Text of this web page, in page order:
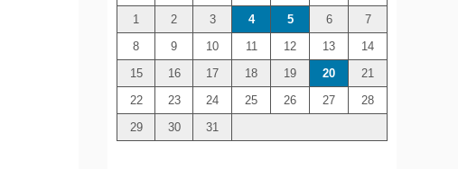
e
r
1
2 3 4 5 6
7
8
9 10 11 12 13
14
15
16 17 18 19 20
21
22
23 24 25 26 27
28
29
30 31